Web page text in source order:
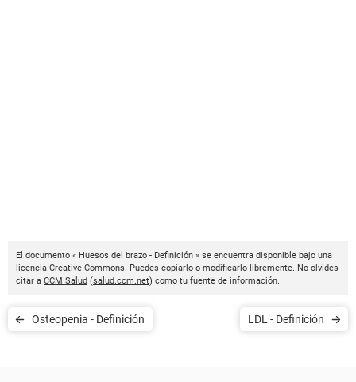
El documento « Huesos del brazo - Definición » se encuentra disponible bajo una
licencia Creative Commons. Puedes copiarlo o modificarlo libremente. No olvides
citar a CCM Salud (salud.ccm.net) como tu fuente de información.
Osteopenia - Definición LDL - Definición